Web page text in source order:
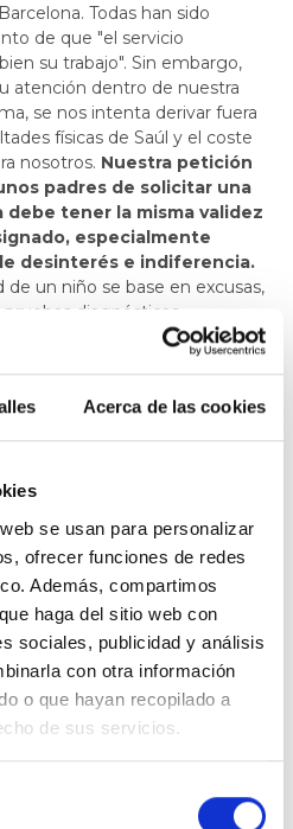
Acerca de las cookies
se usan para personalizar
ofrecer funciones de redes
Además, compartimos
haga del sitio web con
sociales, publicidad y análisis
con otra información
o que hayan recopilado a
de sus servicios.
Todas han sido
de que "el servicio
su trabajo". Sin embargo,
atención dentro de nuestra
se nos intenta derivar fuera
físicas de Saúl y el coste
nosotros. Nuestra petición
padres de solicitar una
tener la misma validez
especialmente
desinterés e indiferencia.
un niño se base en excusas,
diagnósticas
trámite: El calvario de Saúl
sido un alivio se ha
. Estamos esperanzados
profundamente
ha tenido en cuenta nuestra
que este traslado
afrontar un viaje largo con
su rutina es enfrentarse al
transporte público, o un simple
para su bienestar. A
inasumible. Cada viaje